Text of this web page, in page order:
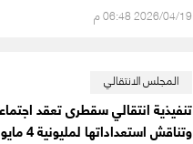
2026/04/19 06:48 م
المجلس الانتقالي
تنفيذية انتقالي سقطرى تعقد
وتناقش استعداداتها لمليونية 4 مايو